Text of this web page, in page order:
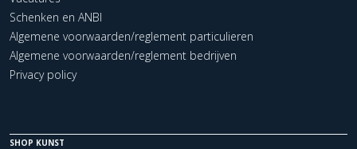
Schenken en ANBI
Algemene voorwaarden/reglement particulieren
Algemene voorwaarden/reglement bedrijven
Privacy policy
SHOP KUNST